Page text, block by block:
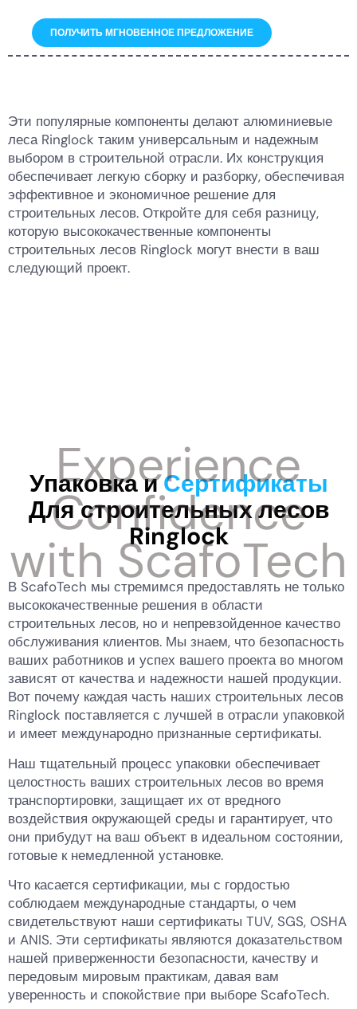
ПОЛУЧИТЬ МГНОВЕННОЕ ПРЕДЛОЖЕНИЕ
Эти популярные компоненты делают алюминиевые
леса Ringlock таким универсальным и надежным
выбором в строительной отрасли. Их конструкция
обеспечивает легкую сборку и разборку, обеспечивая
эффективное и экономичное решение для
строительных лесов. Откройте для себя разницу,
которую высококачественные компоненты
строительных лесов Ringlock могут внести в ваш
следующий проект.
Упаковка иСертификаты
Для строительных лесов
Ringlock
В ScafoTech мы стремимся предоставлять не только
высококачественные решения в области
строительных лесов, но и непревзойденное качество
обслуживания клиентов. Мы знаем, что безопасность
ваших работников и успех вашего проекта во многом
зависят от качества и надежности нашей продукции.
Вот почему каждая часть наших строительных лесов
Ringlock поставляется с лучшей в отрасли упаковкой
и имеет международно признанные сертификаты.
Наш тщательный процесс упаковки обеспечивает
целостность ваших строительных лесов во время
транспортировки, защищает их от вредного
воздействия окружающей среды и гарантирует, что
они прибудут на ваш объект в идеальном состоянии,
готовые к немедленной установке.
Что касается сертификации, мы с гордостью
соблюдаем международные стандарты, о чем
свидетельствуют наши сертификаты TUV, SGS, OSHA
и ANIS. Эти сертификаты являются доказательством
нашей приверженности безопасности, качеству и
передовым мировым практикам, давая вам
уверенность и спокойствие при выборе ScafoTech.